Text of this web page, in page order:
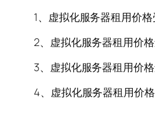
1、虚拟化服务器租用价
2、虚拟化服务器租用价
3、虚拟化服务器租用价
4、虚拟化服务器租用价